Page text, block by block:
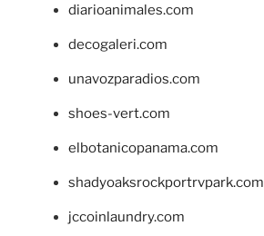
diarioanimales.com
decogaleri.com
unavozparadios.com
shoes-vert.com
elbotanicopanama.com
shadyoaksrockportrvpark.com
jccoinlaundry.com